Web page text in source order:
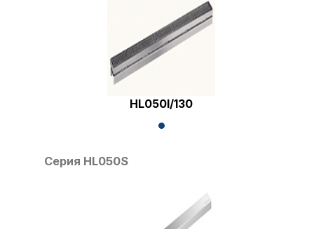
HL050I/130
Серия HL050S